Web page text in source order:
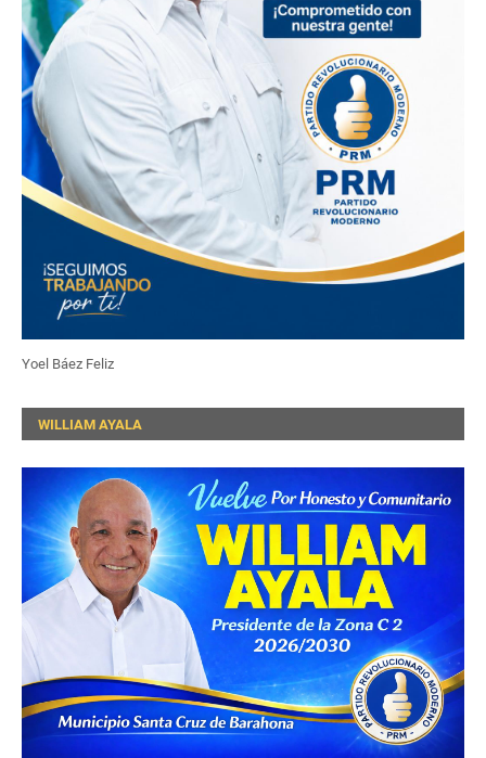
Yoel Báez Feliz
WILLIAM AYALA